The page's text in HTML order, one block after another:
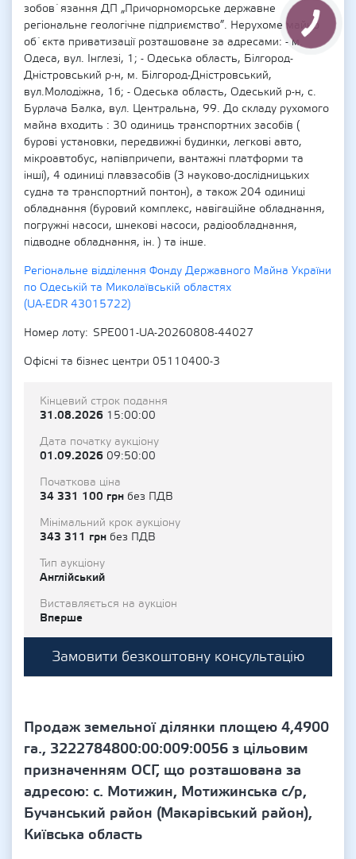
зобов`язання ДП „Причорноморське державне
регіональне геологічне підприємство”. Нерухоме майно
об`єкта приватизації розташоване за адресами: - м.
Одеса, вул. Інглезі, 1; - Одеська область, Білгород-
Дністровський р-н, м. Білгород-Дністровський,
вул.Молодіжна, 1б; - Одеська область, Одеський р-н, c.
Бурлача Балка, вул. Центральна, 99. До складу рухомого
майна входить : 30 одиниць транспортних засобів (
бурові установки, передвижні будинки, легкові авто,
мікроавтобус, напівпричепи, вантажні платформи та
інші), 4 одиниці плавзасобів (3 науково-дослідницьких
судна та транспортний понтон), а також 204 одиниці
обладнання (буровий комплекс, навігаційне обладнання,
погружні насоси, шнекові насоси, радіообладнання,
підводне обладнання, ін. ) та інше.
Регіональне відділення Фонду Державного Майна України
по Одеській та Миколаївській областях
(UA-EDR 43015722)
Номер лоту
SPE001-UA-20260808-44027
Офісні та бізнес центри 05110400-3
Кінцевий строк подання
31.08.2026 15:00:00
Дата початку аукціону
01.09.2026 09:50:00
Початкова ціна
34 331 100 грн без ПДВ
Мінімальний крок аукціону
343 311 грн без ПДВ
Тип аукціону
Англійський
Виставляється на аукціон
Вперше
Замовити безкоштовну консультацію
Продаж земельної ділянки площею 4,4900
га., 3222784800:00:009:0056 з цільовим
призначенням ОСГ, що розташована за
адресою: с. Мотижин, Мотижинська с/р,
Бучанський район (Макарівський район),
Київська область